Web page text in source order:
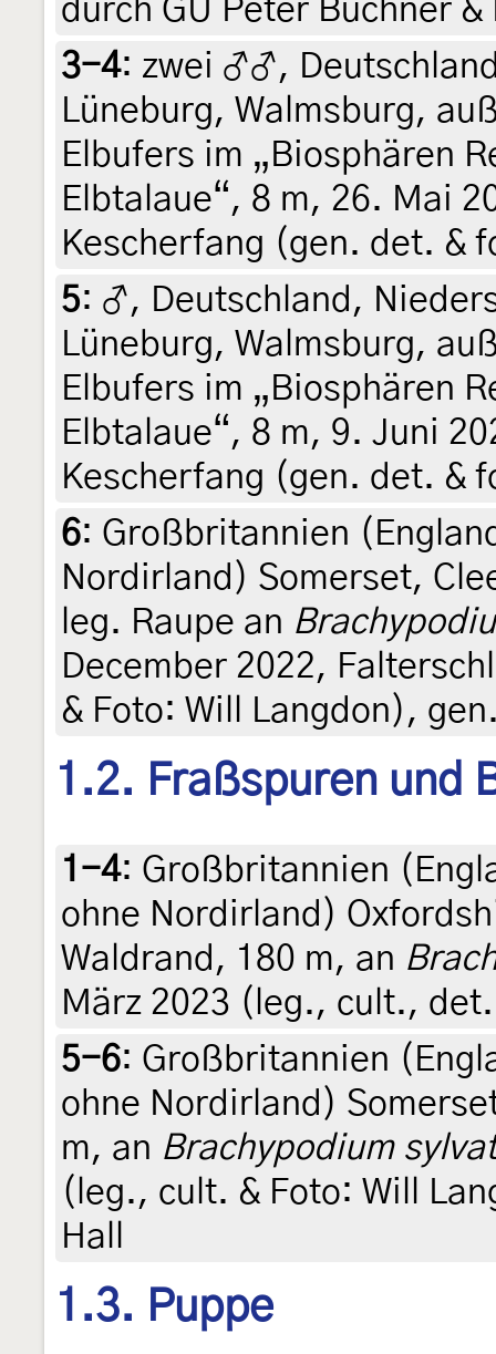
durch GU Peter Buchner
3-4: zwei ♂♂,
Lüneburg, Walmsburg,
Elbufers im „Biosphären
Elbtalaue“, 8 m, 26. Mai
Kescherfang (gen. det. &
5: ♂, Deutschland,
Lüneburg, Walmsburg,
Elbufers im „Biosphären
Elbtalaue“, 8 m, 9. Juni
Kescherfang (gen. det. &
6: Großbritannien
Nordirland) Somerset,
leg. Raupe an
December 2022,
& Foto: Will Langdon),
1.2. Fraßspuren und
1-4: Großbritannien
ohne Nordirland)
Waldrand, 180 m, an
März 2023 (leg., cult.,
5-6: Großbritannien
ohne Nordirland)
m, an Brachypodium
(leg., cult. & Foto: Will
Hall
1.3. Puppe